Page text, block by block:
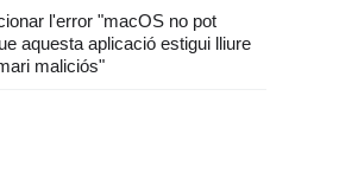
l'error "macOS no pot
aquesta aplicació estigui lliure
maliciós"